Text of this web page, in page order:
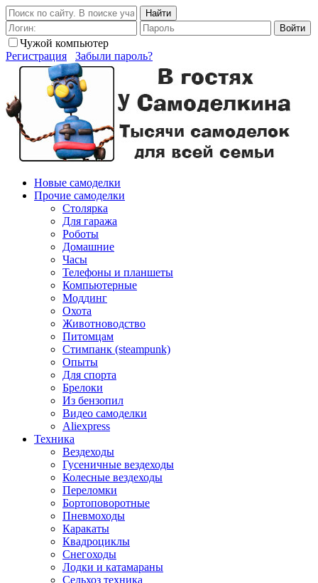
Найти
Войти
Чужой компьютер
Регистрация
Забыли пароль?
Новые самоделки
Прочие самоделки
Столярка
Для гаража
Роботы
Домашние
Часы
Телефоны и планшеты
Компьютерные
Моддинг
Охота
Животноводство
Питомцам
Стимпанк (steampunk)
Опыты
Для спорта
Брелоки
Из бензопил
Видео самоделки
Aliexpress
Техника
Вездеходы
Гусеничные вездеходы
Колесные вездеходы
Переломки
Бортоповоротные
Пневмоходы
Каракаты
Квадроциклы
Снегоходы
Лодки и катамараны
Сельхоз техника